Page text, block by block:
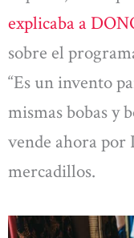
explicaba a
sobre el
“Es un invento
mismas bobas y
vende ahora por
mercadillos.